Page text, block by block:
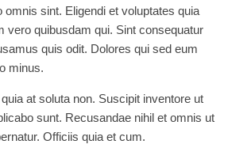
omnis sint. Eligendi et voluptates quia
vero quibusdam qui. Sint consequatur
quis odit. Dolores qui sed eum
minus.
at soluta non. Suscipit inventore ut
sunt. Recusandae nihil et omnis ut
Officiis quia et cum.